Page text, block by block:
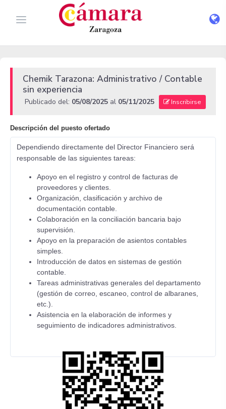
Chemik Tarazona: Administrativo / Contable
sin experiencia
Publicado del: 05/08/2025 al 05/11/2025 Inscribirse
Descripción del puesto ofertado
Dependiendo directamente del Director Financiero será
responsable de las siguientes tareas:
Apoyo en el registro y control de facturas de
proveedores y clientes.
Organización, clasificación y archivo de
documentación contable.
Colaboración en la conciliación bancaria bajo
supervisión.
Apoyo en la preparación de asientos contables
simples.
Introducción de datos en sistemas de gestión
contable.
Tareas administrativas generales del departamento
(gestión de correo, escaneo, control de albaranes,
etc.).
Asistencia en la elaboración de informes y
seguimiento de indicadores administrativos.